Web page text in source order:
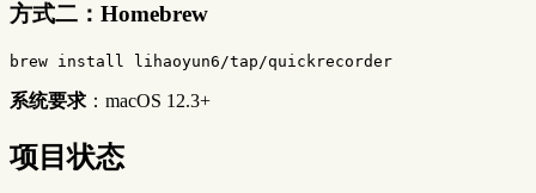
方式二：Homebrew
brew install
系统要求 ：macOS 12.3+
项目状态